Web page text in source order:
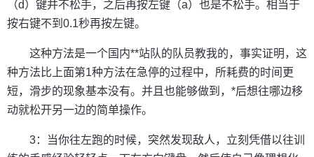
（d）键并不松手，之后再按左键（a）也是不松手。相当于
按右键不到0.1秒再按左键。
这种方法是一个国内**站队的队员教我的，事实证明，这
种方法比上面第1种方法在急停的过程中，所耗费的时间更
短，滑步的现象基本没有。并且也能够做到，*后想往哪边移
动就松开另一边的简单操作。
3：当你往左跑的时候，突然发现敌人，立刻凭借以往训